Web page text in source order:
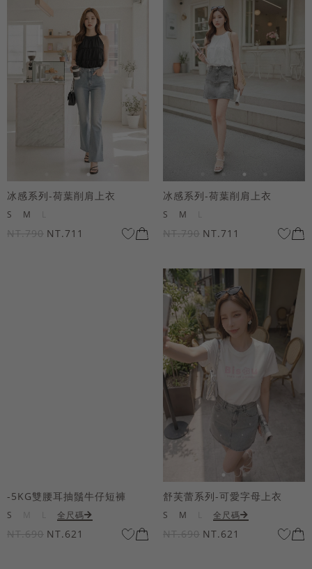
冰感系列-荷葉削肩上衣
S M
NT.790 NT.711
冰感系列-荷葉削肩上衣
S M
NT.790 NT.711
-5KG雙腰耳抽鬚牛仔短褲
S 全尺碼
NT.690 NT.621
舒芙蕾系列-可愛字母上衣
S M 全尺碼
NT.690 NT.621